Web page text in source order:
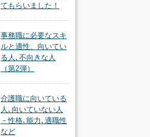
てもらいました！
事務職に必要なスキ
ルと適性、向いてい
る人､不向きな人
（第2弾）
介護職に向いている
人､向いていない人
－性格､能力､適職性
など